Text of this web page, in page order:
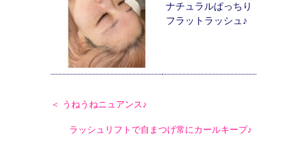
ナチュラルぱっちり
フラットラッシュ♪
＜ うねうねニュアンス♪
ラッシュリフトで自まつげ常にカールキープ♪